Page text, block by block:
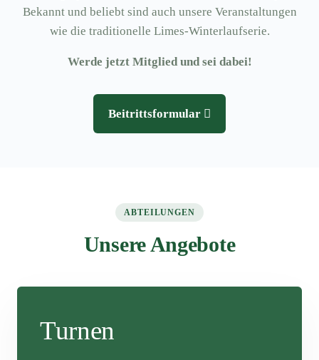
Bekannt und beliebt sind auch unsere Veranstaltungen
wie die traditionelle Limes-Winterlaufserie.
Werde jetzt Mitglied und sei dabei!
Beitrittsformular
ABTEILUNGEN
Unsere Angebote
Turnen